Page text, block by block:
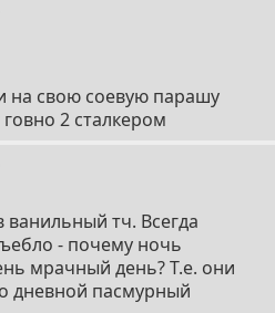
на свою соевую парашу
2 сталкером
тч. Всегда
- почему ночь
мрачный день? Т.е. они
дневной пасмурный